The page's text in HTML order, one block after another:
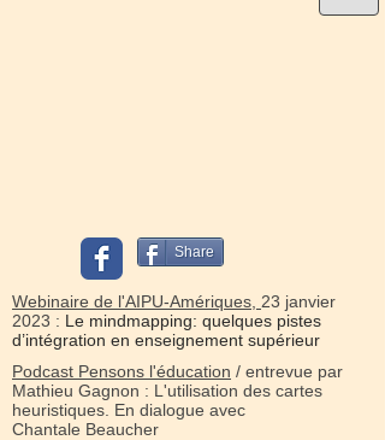
Share
Webinaire de l'AIPU-Amériques, 23 janvier
2023 : Le mindmapping: quelques pistes
d’intégration en enseignement supérieur
Podcast Pensons l'éducation / entrevue par
Mathieu Gagnon : L'utilisation des cartes
heuristiques. En dialogue avec
Chantale Beaucher